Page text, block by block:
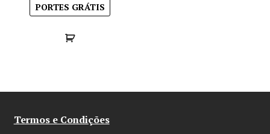
PORTES GRÁTIS
Termos e Condições